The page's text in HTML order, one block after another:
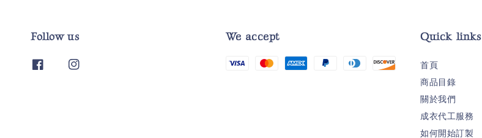
Follow us We accept Quick links
首頁
商品目錄
關於我們
成衣代工服務
如何開始訂製